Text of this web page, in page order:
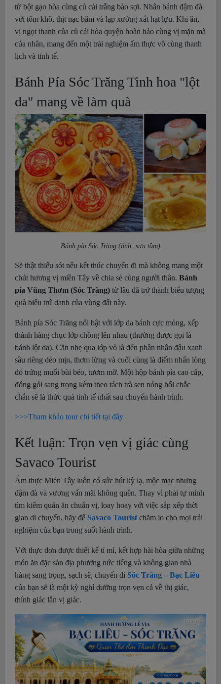
từ bột gạo hòa cùng củ cải trắng bào sợi. Nhân bánh đậm đà
với tôm khô, thịt nạc băm và lạp xưởng xắt hạt lựu. Khi ăn,
vị ngọt thanh của củ cải hòa quyện hoàn hảo cùng vị mặn mà
của nhân, mang đến một trải nghiệm ẩm thực vô cùng thanh
lịch và tinh tế.
Bánh Pía Sóc Trăng Tinh hoa "lột
da" mang về làm quà
Bánh pía Sóc Trăng (ảnh: sưu tầm)
Sẽ thật thiếu sót nếu kết thúc chuyến đi mà không mang một
chút hương vị miền Tây về chia sẻ cùng người thân. Bánh
pía Vũng Thơm (Sóc Trăng) từ lâu đã trở thành biểu tượng
quà biếu trứ danh của vùng đất này.
Bánh pía Sóc Trăng nổi bật với lớp da bánh cực mỏng, xếp
thành hàng chục lớp chồng lên nhau (thường được gọi là
bánh lột da). Cắn nhẹ qua lớp vỏ là đến phần nhân đậu xanh
sầu riêng dẻo mịn, thơm lừng và cuối cùng là điểm nhấn lòng
đỏ trứng muối bùi béo, tươm mỡ. Một hộp bánh pía cao cấp,
đóng gói sang trọng kèm theo tách trà sen nóng hổi chắc
chắn sẽ là thức quà tinh tế nhất sau chuyến hành trình.
>>>Tham khảo tour chi tiết tại đây
Kết luận: Trọn vẹn vị giác cùng
Savaco Tourist
Ẩm thực Miền Tây luôn có sức hút kỳ lạ, mộc mạc nhưng
đậm đà và vương vấn mãi không quên. Thay vì phải tự mình
tìm kiếm quán ăn chuẩn vị, loay hoay với việc sắp xếp thời
gian di chuyển, hãy để Savaco Tourist chăm lo cho mọi trải
nghiệm của bạn trong suốt hành trình.
Với thực đơn được thiết kế tỉ mỉ, kết hợp hài hòa giữa những
món ăn đặc sản địa phương nức tiếng và không gian nhà
hàng sang trọng, sạch sẽ, chuyến đi Sóc Trăng – Bạc Liêu
của bạn sẽ là một kỳ nghỉ dưỡng trọn vẹn cả về thị giác,
thính giác lẫn vị giác.